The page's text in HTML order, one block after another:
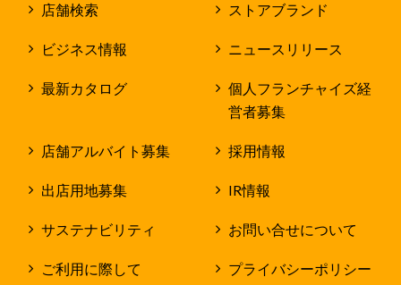
店舗検索 ストアブランド
ビジネス情報 ニュースリリース
最新カタログ
個人フランチャイズ経
営者募集
店舗アルバイト募集 採用情報
出店用地募集 IR情報
サステナビリティ お問い合せについて
ご利用に際して プライバシーポリシー